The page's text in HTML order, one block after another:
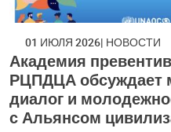
01 ИЮЛЯ 2026 НОВОСТИ
Академия
РЦПДЦА обсуждает
диалог и
с Альянсом